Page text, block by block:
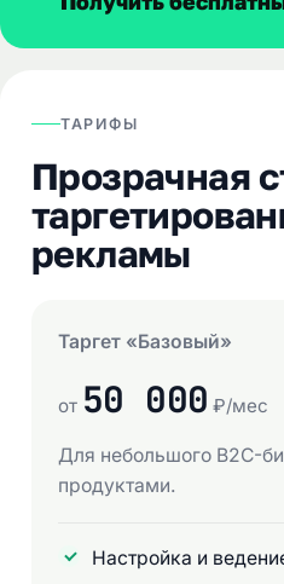
ТАРИФЫ
Прозрачная
рекламы
Таргет «Базовый»
от 50 000 ₽/мес
Для небольшого B2C-
продуктами.
Настройка и